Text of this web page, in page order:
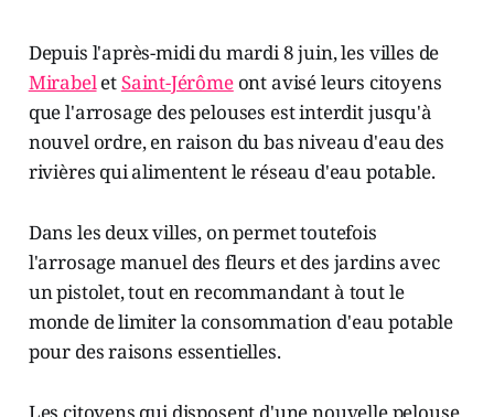
Depuis l'après-midi du mardi 8 juin, les villes de
MirabeletSaint-Jérômeont avisé leurs citoyens
que l'arrosage des pelouses est interdit jusqu'à
nouvel ordre, en raison du bas niveau d'eau des
rivières qui alimentent le réseau d'eau potable.
Dans les deux villes, on permet toutefois
l'arrosage manuel des fleurs et des jardins avec
un pistolet, tout en recommandant à tout le
monde de limiter la consommation d'eau potable
pour des raisons essentielles.